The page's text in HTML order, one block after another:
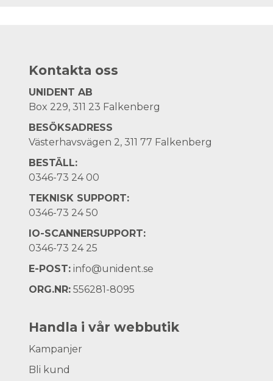
Kontakta oss
UNIDENT AB
Box 229, 311 23 Falkenberg
BESÖKSADRESS
Västerhavsvägen 2, 311 77 Falkenberg
BESTÄLL:
0346-73 24 00
TEKNISK SUPPORT:
0346-73 24 50
IO-SCANNERSUPPORT:
0346-73 24 25
E-POST: info@unident.se
ORG.NR: 556281-8095
Handla i vår webbutik
Kampanjer
Bli kund